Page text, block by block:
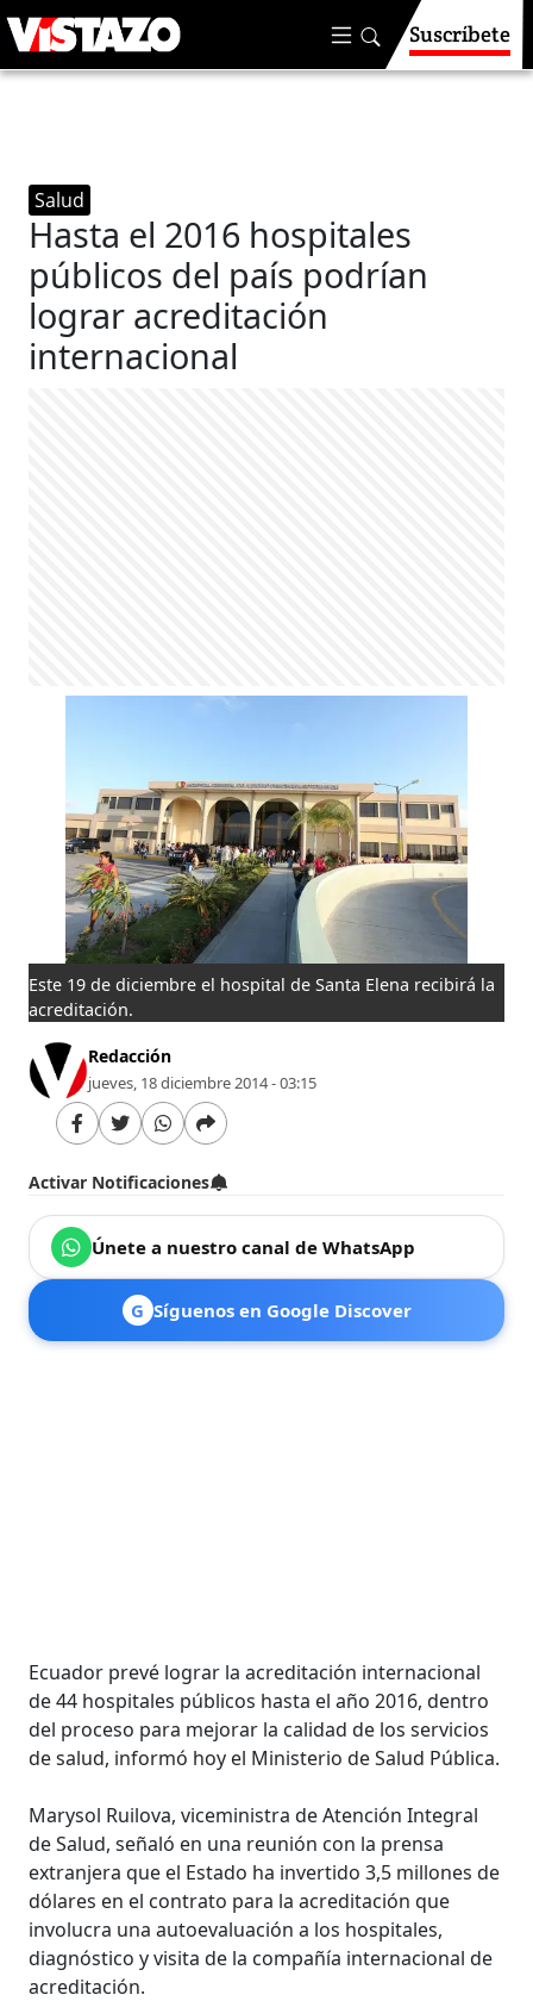
Suscríbete
Salud
Hasta el 2016 hospitales
públicos del país podrían
lograr acreditación
internacional
Este 19 de diciembre el hospital de Santa Elena recibirá la
acreditación.
Redacción
jueves, 18 diciembre 2014 - 03:15
Activar Notificaciones
Únete a nuestro canal de WhatsApp
G Síguenos en Google Discover
Ecuador prevé lograr la acreditación internacional
de 44 hospitales públicos hasta el año 2016, dentro
del proceso para mejorar la calidad de los servicios
de salud, informó hoy el Ministerio de Salud Pública.
Marysol Ruilova, viceministra de Atención Integral
de Salud, señaló en una reunión con la prensa
extranjera que el Estado ha invertido 3,5 millones de
dólares en el contrato para la acreditación que
involucra una autoevaluación a los hospitales,
diagnóstico y visita de la compañía internacional de
acreditación.